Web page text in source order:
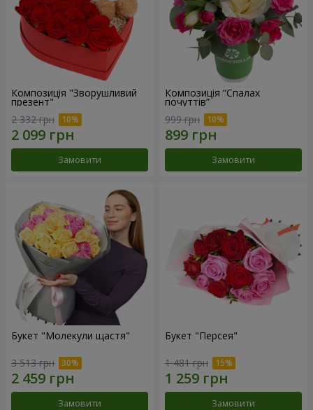
Композиція "Зворушливий
презент"
2 332 грн
Замовити
Композиція “Спалах
почуттів”
999 грн
Замовити
Букет "Молекули щастя"
3 513 грн
Замовити
Букет "Персея"
1 481 грн
Замовити